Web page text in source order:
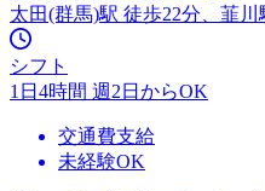
太田(群馬)駅 徒歩22分、韮
シフト
1日4時間 週2日からOK
交通費支給
未経験OK